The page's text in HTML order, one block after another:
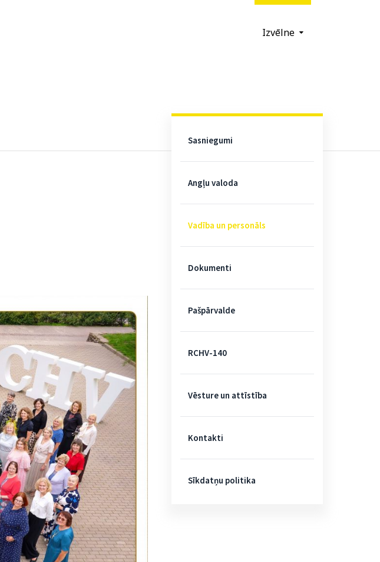
Izvēlne
Sasniegumi
Angļu valoda
Vadība un personāls
Dokumenti
Pašpārvalde
RCHV-140
Vēsture un attīstība
Kontakti
Sīkdatņu politika